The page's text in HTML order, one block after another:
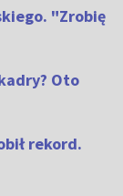
"Zrobię
Oto
rekord.